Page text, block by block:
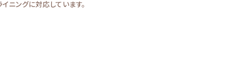
ングに対応しています。